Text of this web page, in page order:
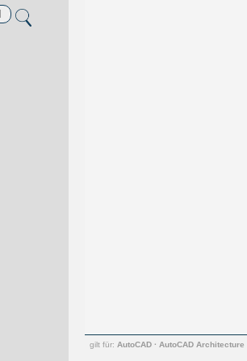
gilt für: AutoCAD· AutoCAD Architecture